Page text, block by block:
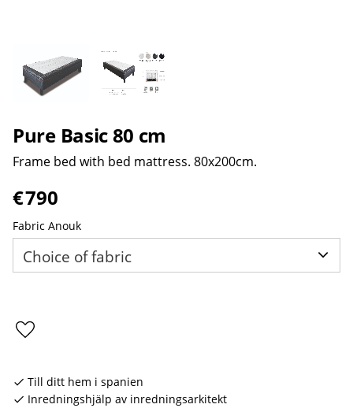
Pure Basic 80 cm
Frame bed with bed mattress. 80x200cm.
€790
Fabric Anouk
Add to favorites
Till ditt hem i spanien
Inredningshjälp av inredningsarkitekt